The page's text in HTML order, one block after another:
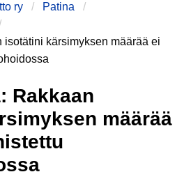
ry
Patina
isotätini kärsimyksen määrää ei
Rakkaan
määrää